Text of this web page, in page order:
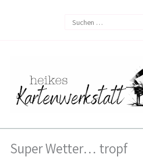
Search
Super Wetter… tropf